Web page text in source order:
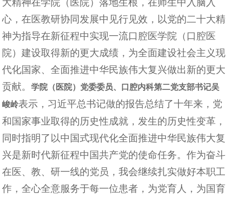
心，在医教研协同发展中见行见效，以党的二十大精
神为指导在新征程中实现一流口腔医学院（口腔医
院）建设取得新的更大成绩，为全面建设社会主义现
代化国家、全面推进中华民族伟大复兴做出新的更大
贡献。学院（医院）党委委员、口腔内科第二党支部书记吴
峻岭表示，习近平总书记做的报告总结了十年来，党
和国家事业取得的历史性成就，发生的历史性变革，
同时指明了以中国式现代化全面推进中华民族伟大复
兴是新时代新征程中国共产党的使命任务。作为奋斗
在医、教、研一线的党员，我会继续扎实做好本职工
作，全心全意服务于每一位患者，为党育人，为国育